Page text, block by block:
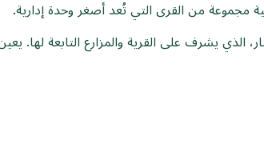
مجموعة من القرى التي تُعد أصغر وحدة إدارية.
الذي يشرف على القرية والمزارع التابعة لها.